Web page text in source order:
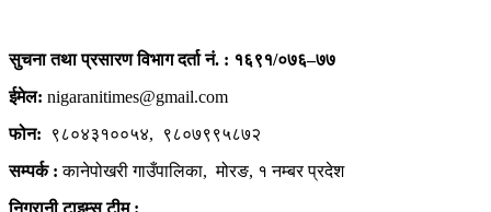
सुचना तथा प्रसारण विभाग दर्ता नं. : १६९१/०७६–७७
ईमेल: nigaranitimes@gmail.com
फोन:
९८०४३१००५४, ९८०७९९५८७२
सम्पर्क :कानेपोखरी गाउँपालिका, मोरङ, १ नम्बर प्रदेश